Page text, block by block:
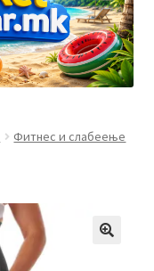
Фитнес и слабеење